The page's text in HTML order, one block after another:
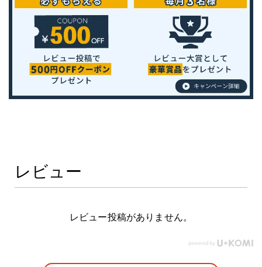
レビュー
レビュー投稿がありません。